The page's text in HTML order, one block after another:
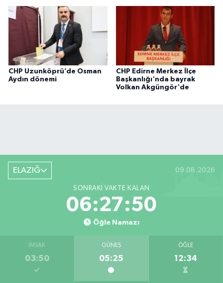
CHP Uzunköprü’de Osman
Aydın dönemi
CHP Edirne Merkez İlçe
Başkanlığı'nda bayrak
Volkan Akgüngör'de
ELAZIĞ 09.08.2026
SONRAKI VAKTE KALAN
06:27:49
Öğle Namazı
İMSAK
03:50
GÜNEŞ
05:25
ÖĞLE
12:34